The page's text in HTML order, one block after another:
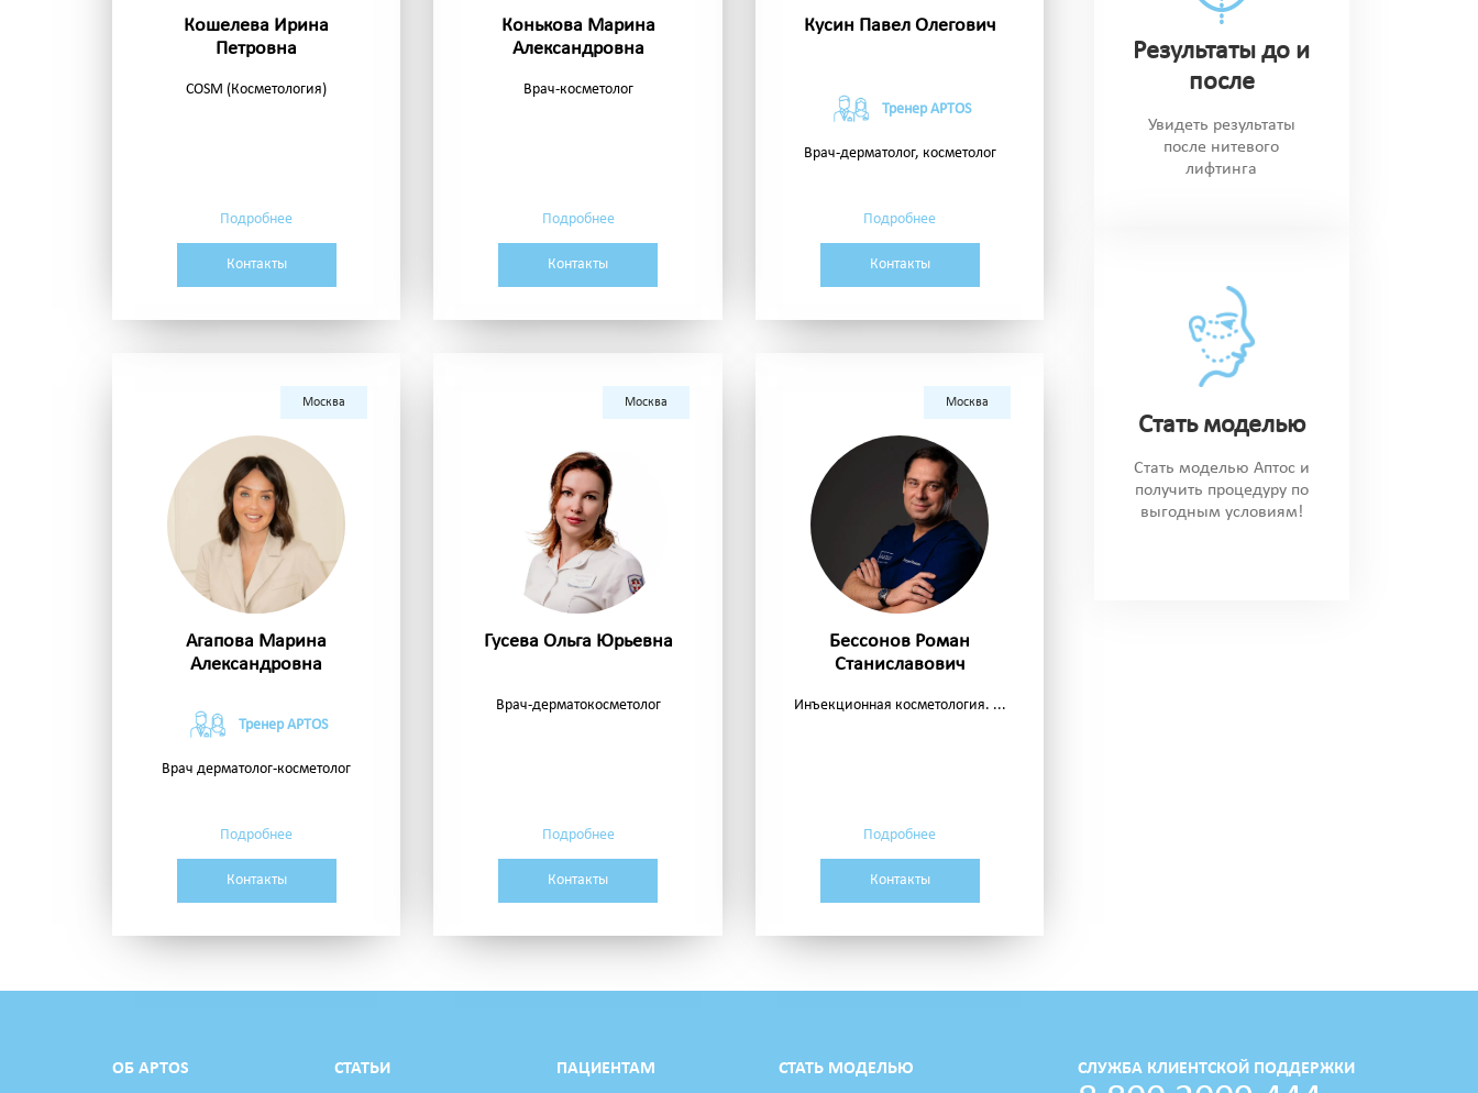
Кошелева Ирина
Петровна
COSM (Косметология)
Подробнее
Контакты
Конькова Марина
Александровна
Врач-косметолог
Подробнее
Контакты
Кусин Павел Олегович
Тренер APTOS
Врач-дерматолог, косметолог
Подробнее
Контакты
Москва
Агапова Марина
Александровна
Тренер APTOS
Врач дерматолог-косметолог
Подробнее
Контакты
Москва
Гусева Ольга Юрьевна
Врач-дерматокосметолог
Подробнее
Контакты
Москва
Бессонов Роман
Станиславович
Инъекционная косметология. ...
Подробнее
Контакты
Результаты до и
после
Увидеть результаты
после нитевого
лифтинга
Стать моделью
Стать моделью Аптос и
получить процедуру по
выгодным условиям!
ОБ APTOS СТАТЬИ ПАЦИЕНТАМ СТАТЬ МОДЕЛЬЮ СЛУЖБА КЛИЕНТСКОЙ ПОДДЕРЖКИ